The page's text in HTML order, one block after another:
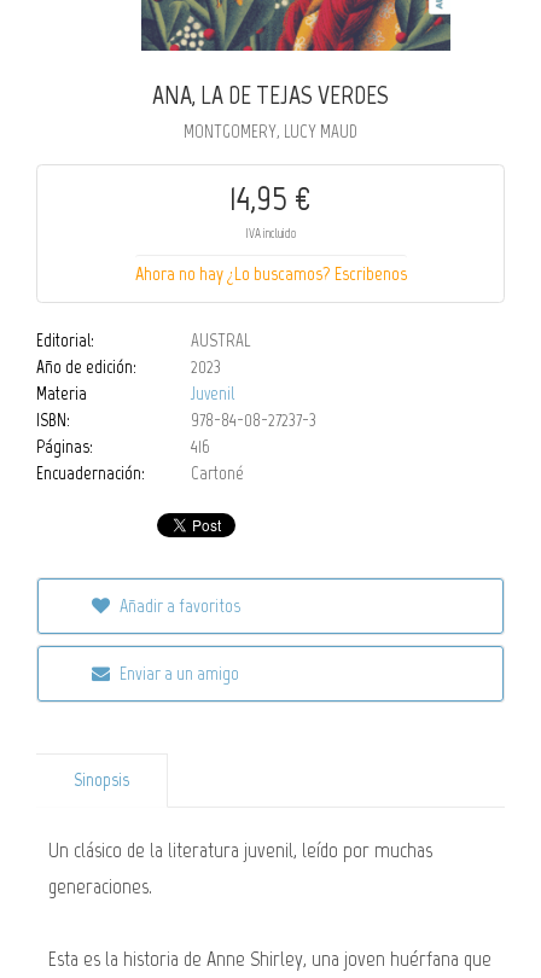
ANA, LA DE TEJAS VERDES
MONTGOMERY, LUCY MAUD
14,95 €
IVA incluido
Ahora no hay ¿Lo buscamos? Escribenos
Editorial:
AUSTRAL
Año de edición:
2023
Materia
Juvenil
ISBN:
978-84-08-27237-3
Páginas:
416
Encuadernación:
Cartoné
Añadir a favoritos
Enviar a un amigo
Sinopsis
Un clásico de la literatura juvenil, leído por muchas
generaciones.
Esta es la historia de Anne Shirley, una joven huérfana que